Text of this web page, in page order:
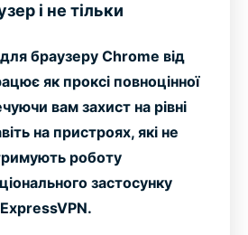
і не тільки
браузеру Chrome від
як проксі повноцінної
вам захист на рівні
на пристроях, які не
роботу
застосунку
ExpressVPN.